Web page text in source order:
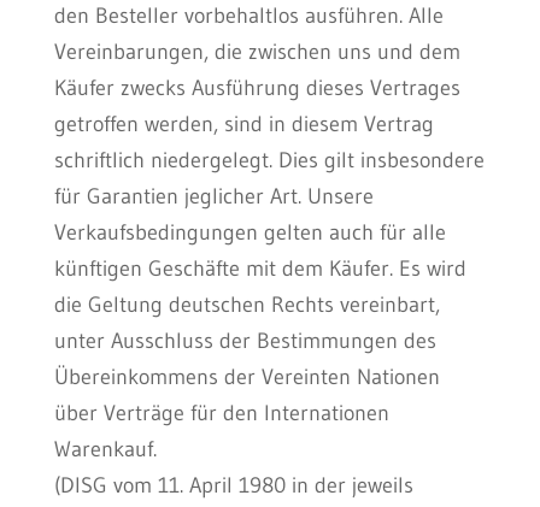
den Besteller vorbehaltlos ausführen. Alle
Vereinbarungen, die zwischen uns und dem
Käufer zwecks Ausführung dieses Vertrages
getroffen werden, sind in diesem Vertrag
schriftlich niedergelegt. Dies gilt insbesondere
für Garantien jeglicher Art. Unsere
Verkaufsbedingungen gelten auch für alle
künftigen Geschäfte mit dem Käufer. Es wird
die Geltung deutschen Rechts vereinbart,
unter Ausschluss der Bestimmungen des
Übereinkommens der Vereinten Nationen
über Verträge für den Internationen
Warenkauf.
(DISG vom 11. April 1980 in der jeweils